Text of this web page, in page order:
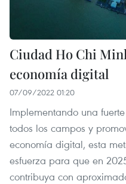
Ciudad Ho Chi
economía digital
07/09/2022 01:20
Implementando una
todos los campos y
economía digital, esta
esfuerza para que en
contribuya con